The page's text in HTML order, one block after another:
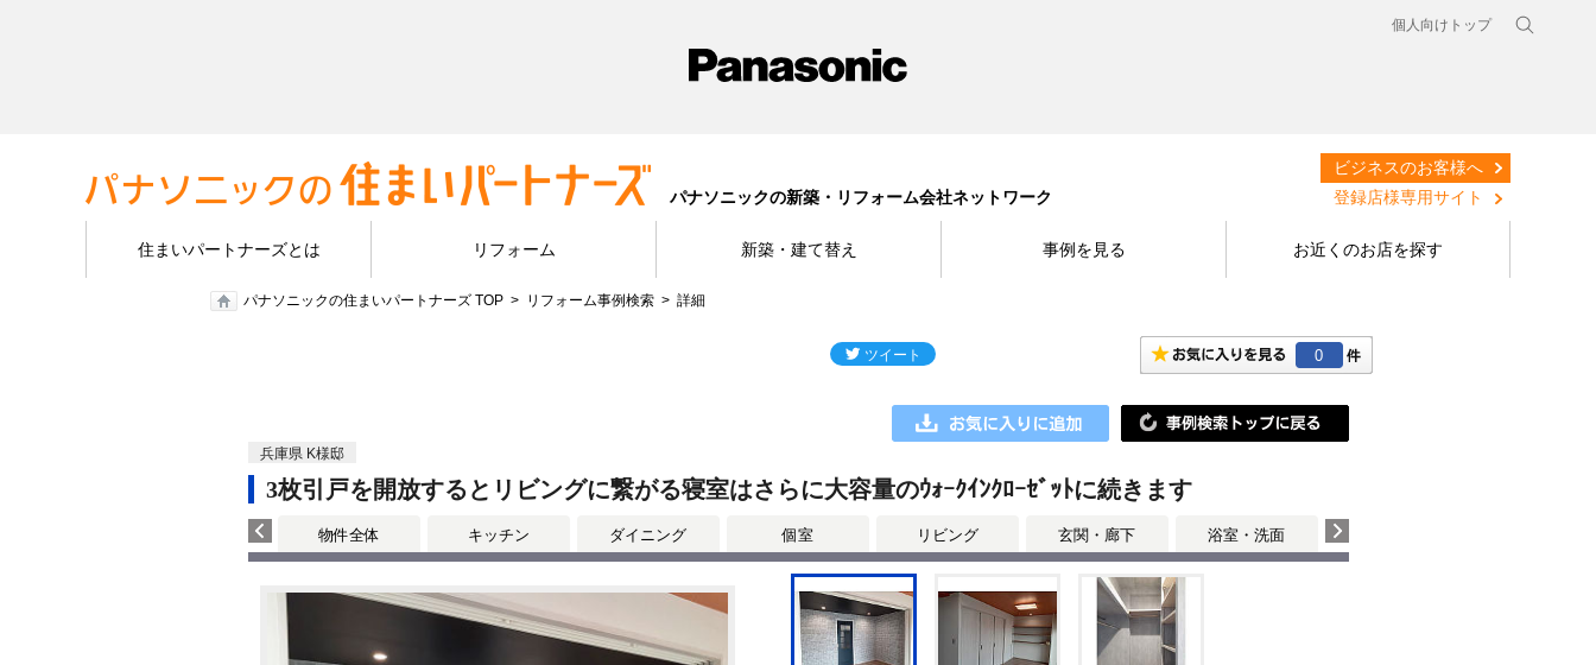
個人向けトップ
パナソニックの新築・リフォーム会社ネットワーク
ビジネスのお客様へ
登録店様専用サイト
住まいパートナーズとは リフォーム 新築・建て替え 事例を見る お近くのお店を探す
パナソニックの住まいパートナーズ TOP リフォーム事例検索 詳細
0
兵庫県 K様邸
3枚引戸を開放するとリビングに繋がる寝室はさらに大容量のｳｫｰｸｲﾝｸﾛｰｾﾞｯﾄに続きます
物件全体 キッチン ダイニング 個室 リビング 玄関・廊下 浴室・洗面